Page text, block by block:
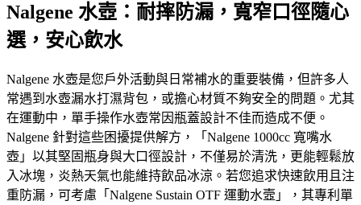
Nalgene 水壺：耐摔防漏，寬窄口徑隨心
選，安心飲水
Nalgene 水壺是您戶外活動與日常補水的重要裝備，但許多人
常遇到水壺漏水打濕背包，或擔心材質不夠安全的問題。尤其
在運動中，單手操作水壺常因瓶蓋設計不佳而造成不便。
Nalgene 針對這些困擾提供解方，「Nalgene 1000cc 寬嘴水
壺」以其堅固瓶身與大口徑設計，不僅易於清洗，更能輕鬆放
入冰塊，炎熱天氣也能維持飲品冰涼。若您追求快速飲用且注
重防漏，可考慮「Nalgene Sustain OTF 運動水壼」，其專利單